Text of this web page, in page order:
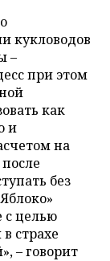
кукловодов
–
при этом
как
и
на
без
с целью
страхе
– говорит